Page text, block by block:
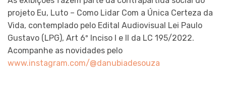
projeto Eu, Luto – Como Lidar Com a Única Certeza da
Vida, contemplado pelo Edital Audiovisual Lei Paulo
Gustavo (LPG), Art 6º Inciso I e II da LC 195/2022.
Acompanhe as novidades pelo
www.instagram.com/@danubiadesouza